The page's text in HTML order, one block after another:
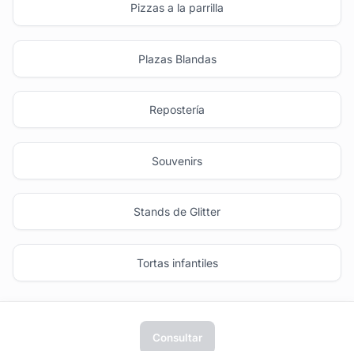
Pizzas a la parrilla
Plazas Blandas
Repostería
Souvenirs
Stands de Glitter
Tortas infantiles
Consultar